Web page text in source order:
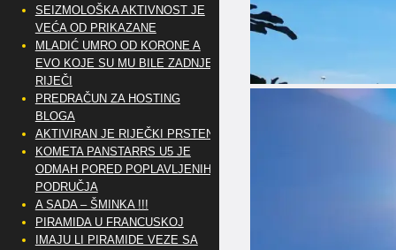
SEIZMOLOŠKA AKTIVNOST JE
VEĆA OD PRIKAZANE
MLADIĆ UMRO OD KORONE A
EVO KOJE SU MU BILE ZADNJE
RIJEČI
PREDRAČUN ZA HOSTING
BLOGA
AKTIVIRAN JE RIJEČKI PRSTEN
KOMETA PANSTARRS U5 JE
ODMAH PORED POPLAVLJENIH
PODRUČJA
A SADA – ŠMINKA !!!
PIRAMIDA U FRANCUSKOJ
IMAJU LI PIRAMIDE VEZE SA